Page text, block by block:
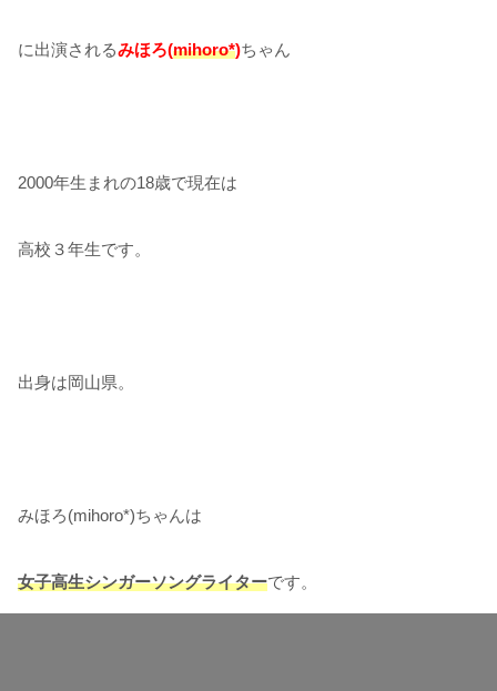
に出演されるみほろ(mihoro*)ちゃん
2000年生まれの18歳で現在は
高校３年生です。
出身は岡山県。
みほろ(mihoro*)ちゃんは
女子高生シンガーソングライターです。